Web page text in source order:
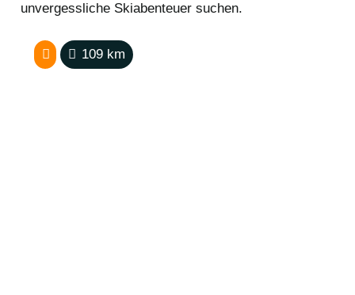
unvergessliche Skiabenteuer suchen.
109 km